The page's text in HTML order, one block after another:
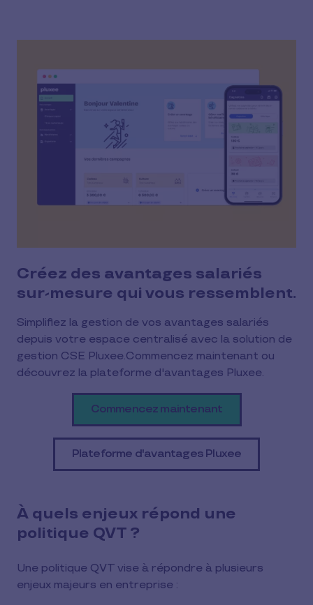
Créez des avantages salariés
sur-mesure qui vous ressemblent.
Simplifiez la gestion de vos avantages salariés
depuis votre espace centralisé avec la solution de
gestion CSE Pluxee.Commencez maintenant ou
découvrez la plateforme d'avantages Pluxee.
Commencez maintenant
Plateforme d'avantages Pluxee
À quels enjeux répond une
politique QVT ?
Une politique QVT vise à répondre à plusieurs
enjeux majeurs en entreprise :